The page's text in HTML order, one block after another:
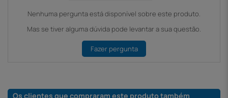
Nenhuma pergunta está disponível sobre este produto.
Mas se tiver alguma dúvida pode levantar a sua questão.
Fazer pergunta
Os clientes que compraram este produto também